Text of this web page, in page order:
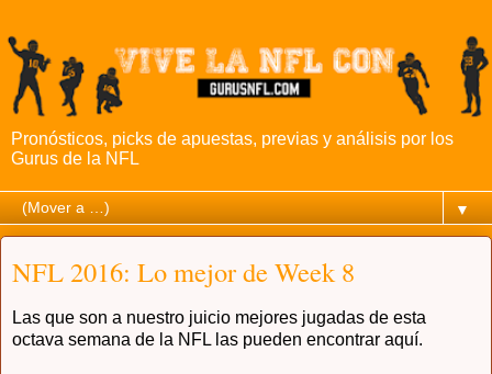
Pronósticos, picks de apuestas, previas y análisis por los
Gurus de la NFL
▼
NFL 2016: Lo mejor de Week 8
Las que son a nuestro juicio mejores jugadas de esta
octava semana de la NFL las pueden encontrar aquí.